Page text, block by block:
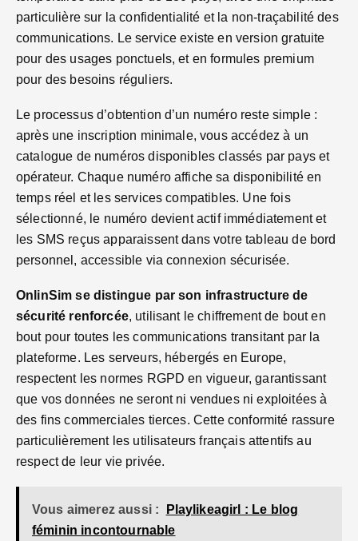
particulière sur la confidentialité et la non-traçabilité des
communications. Le service existe en version gratuite
pour des usages ponctuels, et en formules premium
pour des besoins réguliers.
Le processus d’obtention d’un numéro reste simple :
après une inscription minimale, vous accédez à un
catalogue de numéros disponibles classés par pays et
opérateur. Chaque numéro affiche sa disponibilité en
temps réel et les services compatibles. Une fois
sélectionné, le numéro devient actif immédiatement et
les SMS reçus apparaissent dans votre tableau de bord
personnel, accessible via connexion sécurisée.
OnlinSim se distingue par son infrastructure de
sécurité renforcée, utilisant le chiffrement de bout en
bout pour toutes les communications transitant par la
plateforme. Les serveurs, hébergés en Europe,
respectent les normes RGPD en vigueur, garantissant
que vos données ne seront ni vendues ni exploitées à
des fins commerciales tierces. Cette conformité rassure
particulièrement les utilisateurs français attentifs au
respect de leur vie privée.
Vous aimerez aussi :
Playlikeagirl : Le blog
féminin incontournable